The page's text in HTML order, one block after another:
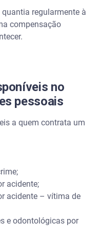
regularmente à
compensação
no
pessoais
a quem contrata um
acidente;
acidente – vítima de
e odontológicas por